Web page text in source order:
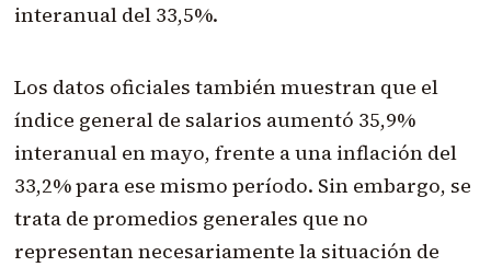
interanual del 33,5%.
Los datos oficiales también muestran que el
índice general de salarios aumentó 35,9%
interanual en mayo, frente a una inflación del
33,2% para ese mismo período. Sin embargo, se
trata de promedios generales que no
representan necesariamente la situación de